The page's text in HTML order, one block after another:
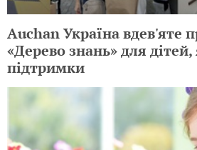
Auchan Україна вдев'яте
«Дерево знань» для
підтримки